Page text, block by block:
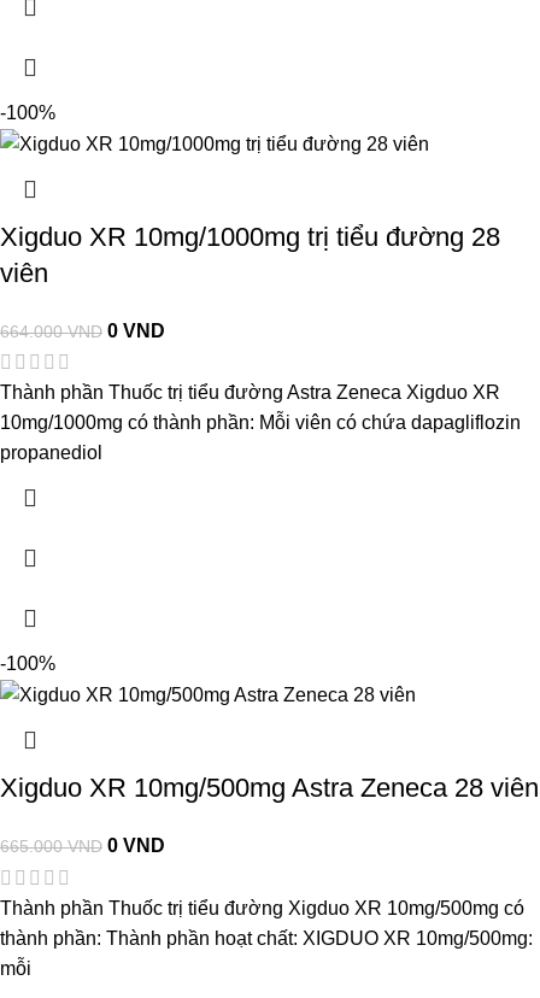
-100%
Xigduo XR 10mg/1000mg trị tiểu đường 28
viên
664.000VND 0VND
Thành phần Thuốc trị tiểu đường Astra Zeneca Xigduo XR
10mg/1000mg có thành phần: Mỗi viên có chứa dapagliflozin
propanediol
-100%
Xigduo XR 10mg/500mg Astra Zeneca 28 viên
665.000VND 0VND
Thành phần Thuốc trị tiểu đường Xigduo XR 10mg/500mg có
thành phần: Thành phần hoạt chất: XIGDUO XR 10mg/500mg:
mỗi